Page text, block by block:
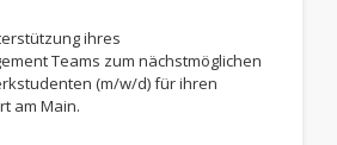
ihres
Teams zum nächstmöglichen
(m/w/d) für ihren
am Main.